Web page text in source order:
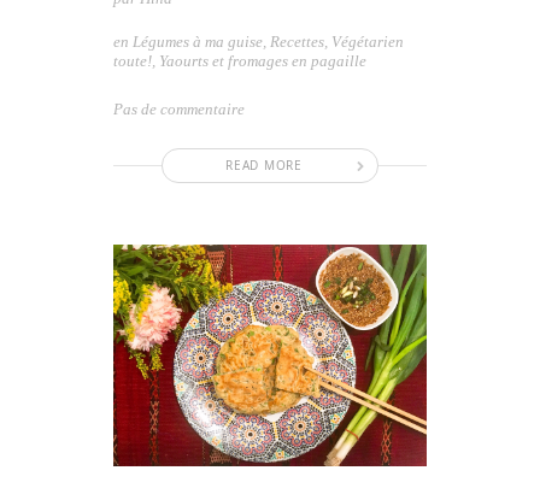
READ MORE
en Légumes à ma guise Recettes Végétarien
toute! Yaourts et fromages en pagaille
Pas de commentaire